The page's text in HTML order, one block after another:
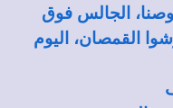
الجالس فوق
القمصان، اليوم